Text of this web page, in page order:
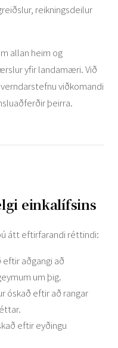
reikningsdeilur
allan heim og
yfir landamæri. Við
viðkomandi
þeirra.
einkalífsins
átt eftirfarandi réttindi:
aðgangi að
um þig.
óskað eftir að rangar
eftir eyðingu